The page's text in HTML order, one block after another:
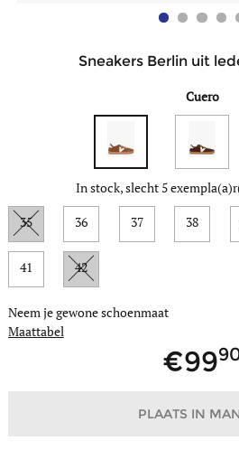
Sneakers Berlin uit
Cuero
In stock, slecht 5
35
36 37 38
41 42
Neem je gewone schoenmaat
Maattabel
99
PLAATS IN